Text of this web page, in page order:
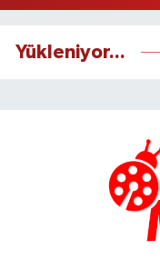
Yükleniyor...